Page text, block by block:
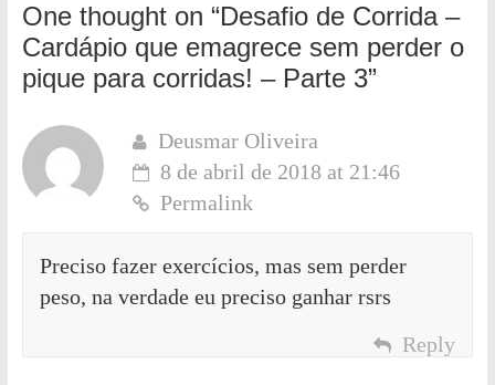
One thought on “Desafio de Corrida –
Cardápio que emagrece sem perder o
pique para corridas! – Parte 3”
Deusmar Oliveira
8 de abril de 2018 at 21:46
Permalink
Preciso fazer exercícios, mas sem perder
peso, na verdade eu preciso ganhar rsrs
Reply